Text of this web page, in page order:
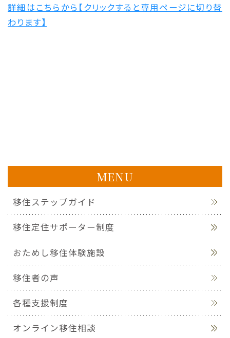
MENU
移住ステップガイド
移住定住サポーター制度
おためし移住体験施設
移住者の声
各種支援制度
オンライン移住相談
詳細はこちらから【クリックすると専用ページに切り替
わります】